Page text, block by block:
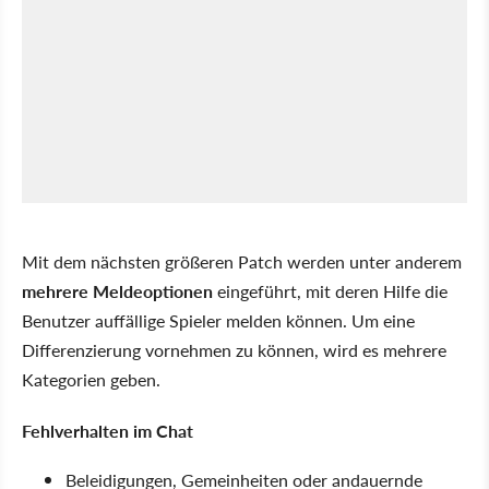
Mit dem nächsten größeren Patch werden unter anderem
mehrere Meldeoptioneneingeführt, mit deren Hilfe die
Benutzer auffällige Spieler melden können. Um eine
Differenzierung vornehmen zu können, wird es mehrere
Kategorien geben.
Fehlverhalten im Chat
Beleidigungen, Gemeinheiten oder andauernde